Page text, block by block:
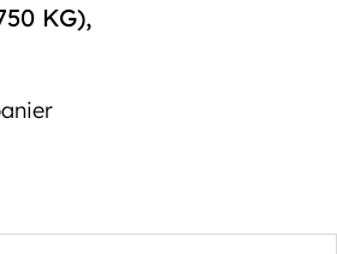
KG),